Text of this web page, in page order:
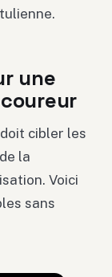
une
cibler les
la
Voici
sans